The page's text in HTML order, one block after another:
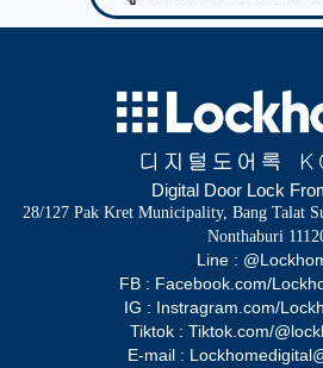
Digital Door Lock
28/127 Pak Kret Municipality, Bang Talat
Nonthaburi
Line :
FB : Facebook.com/
IG : Instragram.com/
Tiktok : Tiktok.com/
E-mail :